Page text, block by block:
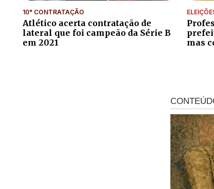
10° CONTRATAÇÃO
Atlético acerta contratação de
lateral que foi campeão da Série B
em 2021
mas